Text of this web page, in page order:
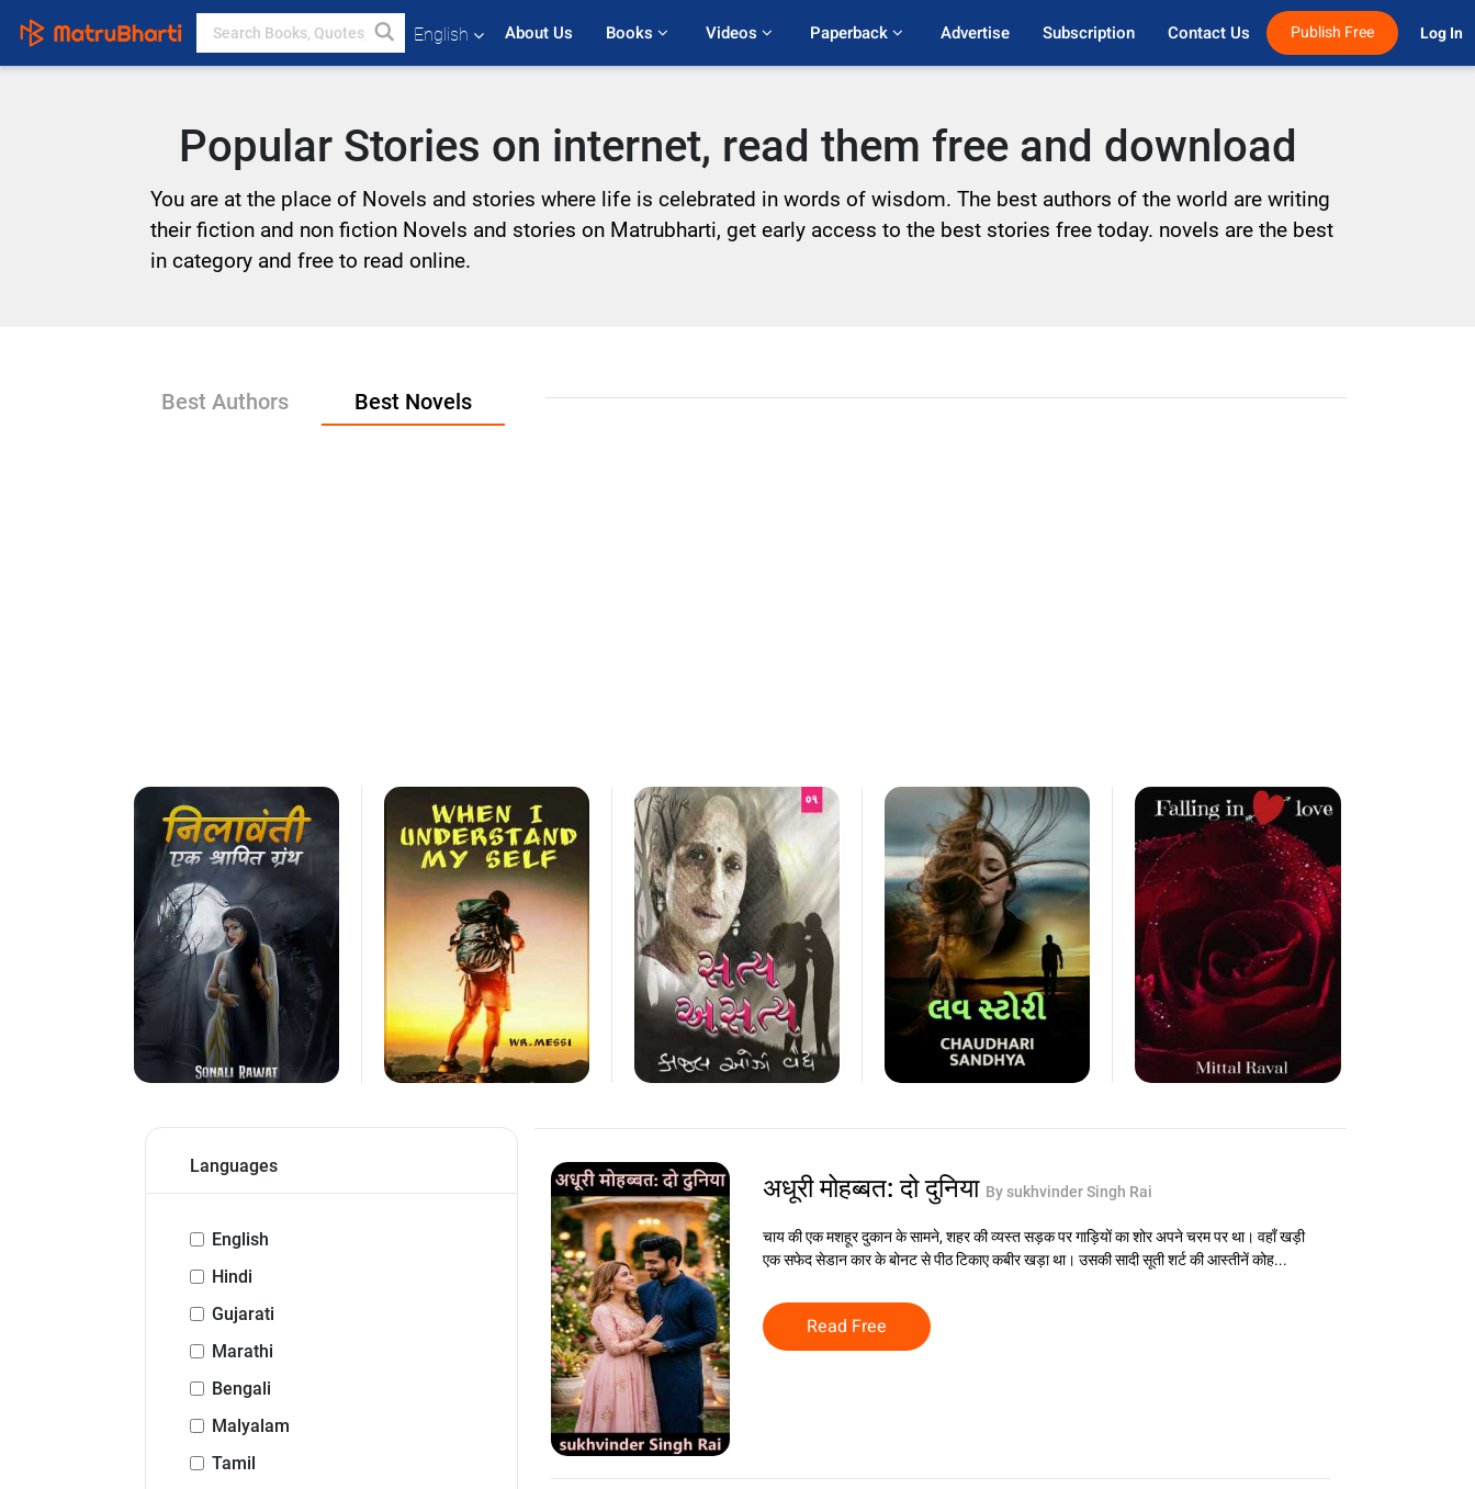
English About Us Books Videos Paperback Advertise Subscription Contact Us Publish Free Log In
Popular Stories on internet, read them free and download
You are at the place of Novels and stories where life is celebrated in words of wisdom. The best authors of the world are writing
their fiction and non fiction Novels and stories on Matrubharti, get early access to the best stories free today. novels are the best
in category and free to read online.
Best Authors Best Novels
Languages
English
Hindi
Gujarati
Marathi
Bengali
Malyalam
Tamil
अधूरी मोहब्बत: दो दुनिया By sukhvinder Singh Rai
चाय की एक मशहूर दुकान के सामने, शहर की व्यस्त सड़क पर गाड़ियों का शोर अपने चरम पर था। वहाँ खड़ी
एक सफेद सेडान कार के बोनट से पीठ टिकाए कबीर खड़ा था। उसकी सादी सूती शर्ट की आस्तीनें कोह...
Read Free